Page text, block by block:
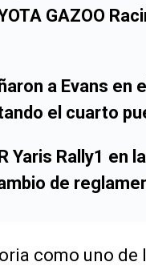
GAZOO
a Evans en
el cuarto
Yaris Rally1 en
de
como uno de